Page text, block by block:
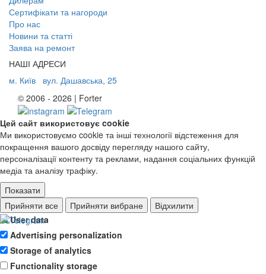
Сертифікати та нагороди
Про нас
Новини та статті
Заява на ремонт
НАШІ АДРЕСИ
м. Київ
вул. Дашавська, 25
© 2006 - 2026 | Forter
Цей сайт використовує cookie
Ми використовуємо cookie та інші технології відстеження для
покращення вашого досвіду перегляду нашого сайту,
персоналізації контенту та реклами, надання соціальних функцій
медіа та аналізу трафіку.
Показати
Ad storage
User data
Advertising personalization
Storage of analytics
Functionality storage
Прийняти все Прийняти вибране Відхилити